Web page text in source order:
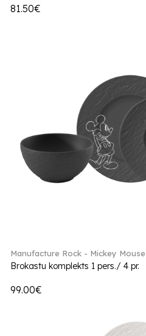
81.50€
Manufacture Rock - Mickey Mouse
Brokastu komplekts 1 pers./ 4 pr.
99.00€